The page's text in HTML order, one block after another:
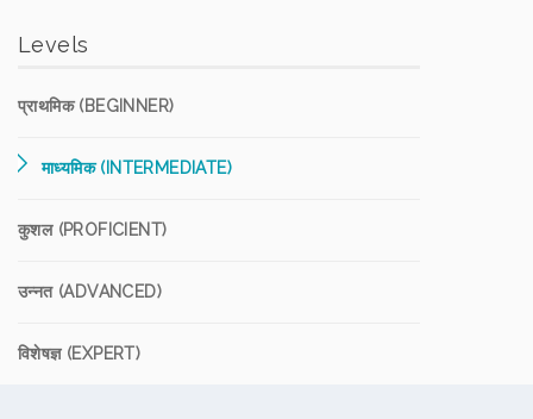
Levels
प्राथमिक (BEGINNER)
माध्यमिक (INTERMEDIATE)
कुशल (PROFICIENT)
उन्नत (ADVANCED)
विशेषज्ञ (EXPERT)